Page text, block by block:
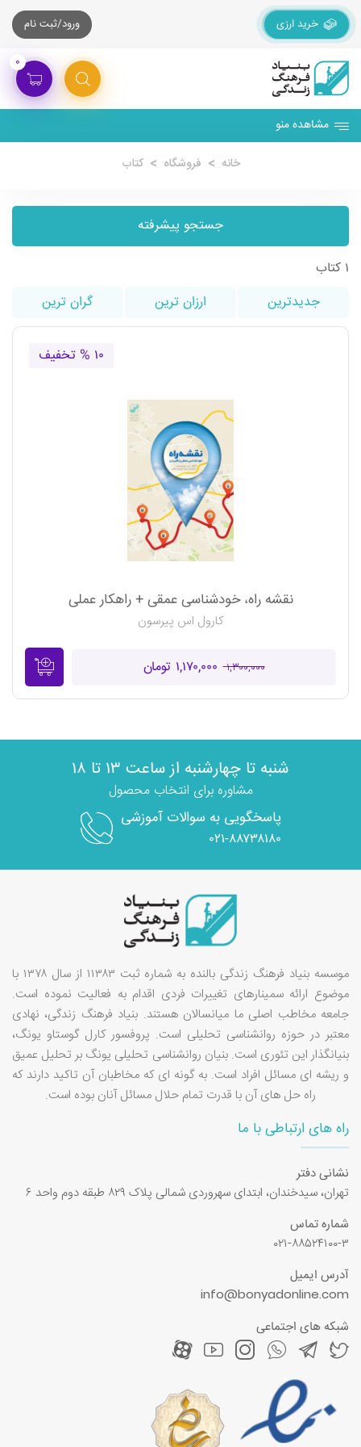
خرید ارزی ورود/ثبت نام
۰
مشاهده منو
خانه فروشگاه کتاب
جستجو پیشرفته
۱ کتاب
جدیدترین
ارزان ترین گران ترین
۱۰ % تخفیف
نقشه راه، خودشناسی عمقی + راهکار عملی
کارول اس پیرسون
۱,۳۰۰,۰۰۰ ۱,۱۷۰,۰۰۰ تومان
شنبه تا چهارشنبه از ساعت ۱۳ تا ۱۸
مشاوره برای انتخاب محصول
پاسخگویی به سوالات آموزشی
۰۲۱-۸۸۷۳۸۱۸۰
موسسه بنیاد فرهنگ زندگی بالنده به شماره ثبت ۱۱۳۸۳ از سال ۱۳۷۸ با
موضوع ارائه سمینارهای تغییرات فردی اقدام به فعالیت نموده است.
جامعه مخاطب اصلی ما میانسالان هستند. بنیاد فرهنگ زندگی، نهادی
معتبر در حوزه روانشناسی تحلیلی است. پروفسور کارل گوستاو یونگ،
بنیانگذار این تئوری است. بنیان روانشناسی تحلیلی یونگ بر تحلیل عمیق
و ریشه ای مسائل افراد است. به گونه ای که مخاطبان آن تاکید دارند که
راه حل های آن با قدرت تمام حلال مسائل آنان بوده است.
راه های ارتباطی با ما
نشانی دفتر
تهران، سیدخندان، ابتدای سهروردی شمالی پلاک ۸۲۹ طبقه دوم واحد ۶
شماره تماس
۰۲۱-۸۸۵۲۴۱۰۰-۳
آدرس ایمیل
info@bonyadonline.com
شبکه های اجتماعی